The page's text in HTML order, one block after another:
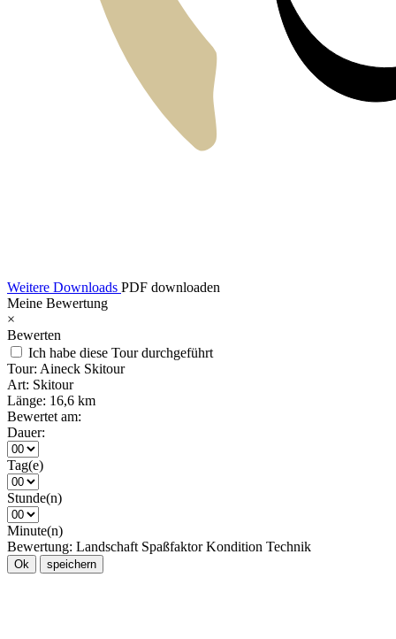
Weitere Downloads PDF downloaden
Meine Bewertung
×
Bewerten
Ich habe diese Tour durchgeführt
Tour: Aineck Skitour
Art: Skitour
Länge: 16,6 km
Bewertet am:
Dauer:
Tag(e)
Stunde(n)
Minute(n)
Bewertung: Landschaft Spaßfaktor Kondition Technik
Ok speichern